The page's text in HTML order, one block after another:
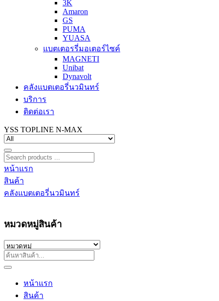
3K
Amaron
GS
PUMA
YUASA
แบตเตอรรี่มอเตอร์ไซค์
MAGNETI
Unibat
Dynavolt
คลังแบตเตอรี่นวมินทร์
บริการ
ติดต่อเรา
YSS TOPLINE N-MAX
หน้าแรก
สินค้า
คลังแบตเตอรี่นวมินทร์
หมวดหมู่สินค้า
หน้าแรก
สินค้า